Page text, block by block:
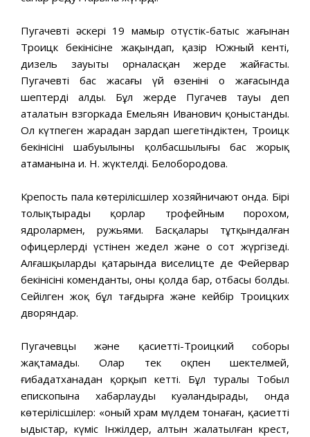
Пугачевтің әскері 19 мамыр оңтүстік-батыс жағынан
Троицк бекінісіне жақындап, қазір Южный кенті,
дизель зауыты орналасқан жерде жайғасты.
Пугачевтің бас жасағы үй өзенінің оң жағасында
шептерді алды. Бұл жерде Пугачев тауы деп
аталатын взгоркада Емельян Иванович қоныстанды.
Ол күтпеген жарадан зардап шегетіндіктен, Троицк
бекінісінің шабуылының қолбасшылығы бас жорық
атаманына и. Н. жүктелді. Белобородова.
Крепость пала көтерілісшілер хозяйничают онда. Бірі
толықтырады қорлар трофейным порохом,
ядролармен, ружьями. Басқалары тұтқындалған
офицерлердің үстінен жедел және оң сот жүргізеді.
Алғашқылардың қатарында виселицте де Фейервар
бекінісінің коменданты, оның қолда бар, отбасы болды.
Сейілген жоқ бұл тағдырға және кейбір Троицких
дворяндар.
Пугачевцы және қасиетті-Троицкий соборы
жақтамады. Олар тек оқпен шектелмей,
ғибадатханадан қорқып кетті. Бұл туралы Тобыл
епископына хабарлауды куәландырады, онда
көтерілісшілер: «оный храм мүлдем тонаған, қасиетті
ыдыстар, күміс Інжілдер, алтын жалатылған крест,